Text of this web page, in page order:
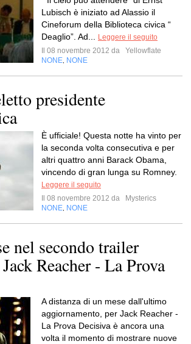
Lubisch è iniziato ad Alassio il
Cineforum della Biblioteca civica “
Deaglio”. Ad...
Leggere il seguito
Il 08 novembre 2012 da
Yellowflate
NONE NONE
presidente
È ufficiale! Questa notte ha vinto per
la seconda volta consecutiva e per
altri quattro anni Barack Obama,
vincendo di gran lunga su Romney.
Leggere il seguito
Il 08 novembre 2012 da
Mysterics
NONE NONE
nel secondo trailer
Reacher - La Prova
A distanza di un mese dall'ultimo
aggiornamento, per Jack Reacher -
La Prova Decisiva è ancora una
volta il momento di mostrare nuove